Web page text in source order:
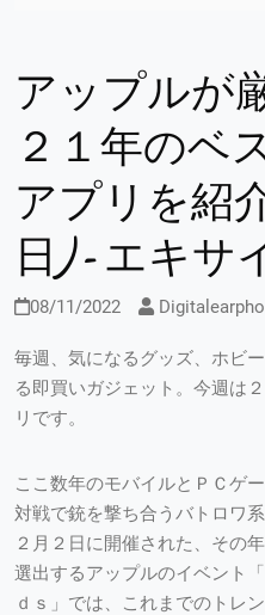
アップルが
２１年のベ
アプリを紹介
日) - エキサ
08/11/2022
毎週、気になるグッズ、ホビ
る即買いガジェット。今週は
リです。
ここ数年のモバイルとＰＣゲ
対戦で銃を撃ち合うバトロワ
２月２日に開催された、その
選出するアップルのイベン
ｄｓ」では、これまでのトレ